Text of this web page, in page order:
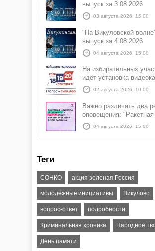
выпуск за 3 08 2026
03 августа 2026, 15:00
"На Викуловской волне"
выпуск за 4 08 2026
04 августа 2026, 15:00
На избирательных
идёт установка
02 августа 2026, 10:00
Важно различать два
оповещения:
БПЛА опасность" и
атаки ракеты или БПЛА"
04 августа 2026, 15:00
Теги
СОНКО акция зеленая Россия
молодёжные инициативы Викулово
вопрос-ответ подробности
Криминальная хроника Народное
День памяти